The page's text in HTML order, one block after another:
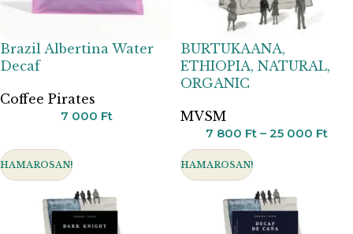
Brazil Albertina Water
Decaf
Coffee Pirates
7 000 Ft
BURTUKAANA,
ETHIOPIA, NATURAL,
ORGANIC
MVSM
7 800 Ft – 25 000 Ft
HAMAROSAN! HAMAROSAN!